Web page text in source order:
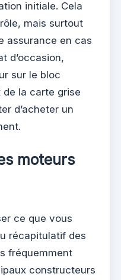
initiale. Cela
mais surtout
assurance en cas
d’occasion,
sur le bloc
la carte grise
d’acheter un
moteurs
ce que vous
récapitulatif des
fréquemment
constructeurs